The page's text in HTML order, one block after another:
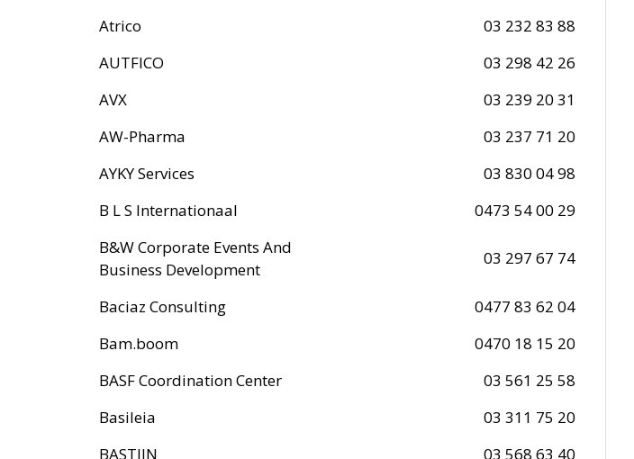
Atrico
03 232 83 88
AUTFICO
03 298 42 26
AVX
03 239 20 31
AW-Pharma
03 237 71 20
AYKY Services
03 830 04 98
B L S Internationaal
0473 54 00 29
B&W Corporate Events And
Business Development
03 297 67 74
Baciaz Consulting
0477 83 62 04
Bam.boom
0470 18 15 20
BASF Coordination Center
03 561 25 58
Basileia
03 311 75 20
BASTIJN
03 568 63 40